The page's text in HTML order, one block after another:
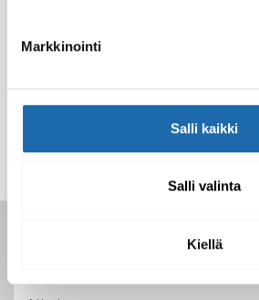
Markkinointi
Salli kaikki
Salli valinta
Kiellä
sähköpostiisi. Voit perua